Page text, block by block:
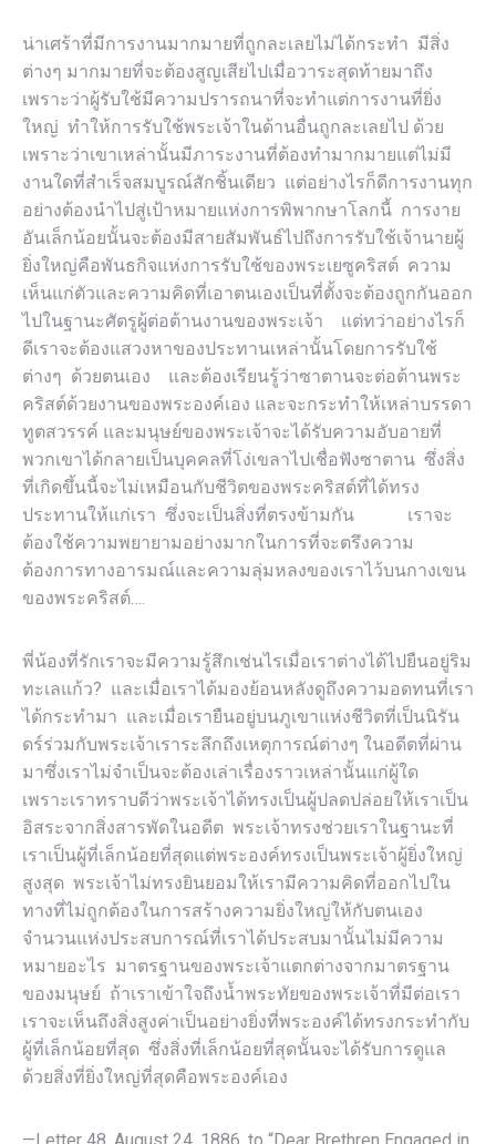
น่าเศร้าที่มีการงานมากมายที่ถูกละเลยไม่ได้กระทำ มีสิ่ง
ต่างๆ มากมายที่จะต้องสูญเสียไปเมื่อวาระสุดท้ายมาถึง
เพราะว่าผู้รับใช้มีความปรารถนาที่จะทำแต่การงานที่ยิ่ง
ใหญ่ ทำให้การรับใช้พระเจ้าในด้านอื่นถูกละเลยไป ด้วย
เพราะว่าเขาเหล่านั้นมีภาระงานที่ต้องทำมากมายแต่ไม่มี
งานใดที่สำเร็จสมบูรณ์สักชิ้นเดียว แต่อย่างไรก็ดีการงานทุก
อย่างต้องนำไปสู่เป้าหมายแห่งการพิพากษาโลกนี้ การงาย
อันเล็กน้อยนั้นจะต้องมีสายสัมพันธ์ไปถึงการรับใช้เจ้านายผู้
ยิ่งใหญ่คือพันธกิจแห่งการรับใช้ของพระเยซูคริสต์ ความ
เห็นแก่ตัวและความคิดที่เอาตนเองเป็นที่ตั้งจะต้องถูกกันออก
ไปในฐานะศัตรูผู้ต่อต้านงานของพระเจ้า แต่ทว่าอย่างไรก็
ดีเราจะต้องแสวงหาของประทานเหล่านั้นโดยการรับใช้
ต่างๆ ด้วยตนเอง และต้องเรียนรู้ว่าซาตานจะต่อต้านพระ
คริสต์ด้วยงานของพระองค์เอง และจะกระทำให้เหล่าบรรดา
ทูตสวรรค์ และมนุษย์ของพระเจ้าจะได้รับความอับอายที่
พวกเขาได้กลายเป็นบุคคลที่โง่เขลาไปเชื่อฟังซาตาน ซึ่งสิ่ง
ที่เกิดขึ้นนี้จะไม่เหมือนกับชีวิตของพระคริสต์ที่ได้ทรง
ประทานให้แก่เรา ซึ่งจะเป็นสิ่งที่ตรงข้ามกัน เราจะ
ต้องใช้ความพยายามอย่างมากในการที่จะตรึงความ
ต้องการทางอารมณ์และความลุ่มหลงของเราไว้บนกางเขน
ของพระคริสต์….
พี่น้องที่รักเราจะมีความรู้สึกเช่นไรเมื่อเราต่างได้ไปยืนอยู่ริม
ทะเลแก้ว? และเมื่อเราได้มองย้อนหลังดูถึงความอดทนที่เรา
ได้กระทำมา และเมื่อเรายืนอยู่บนภูเขาแห่งชีวิตที่เป็นนิรัน
ดร์ร่วมกับพระเจ้าเราระลึกถึงเหตุการณ์ต่างๆ ในอดีตที่ผ่าน
มาซึ่งเราไม่จำเป็นจะต้องเล่าเรื่องราวเหล่านั้นแก่ผู้ใด
เพราะเราทราบดีว่าพระเจ้าได้ทรงเป็นผู้ปลดปล่อยให้เราเป็น
อิสระจากสิ่งสารพัดในอดีต พระเจ้าทรงช่วยเราในฐานะที่
เราเป็นผู้ที่เล็กน้อยที่สุดแต่พระองค์ทรงเป็นพระเจ้าผู้ยิ่งใหญ่
สูงสุด พระเจ้าไม่ทรงยินยอมให้เรามีความคิดที่ออกไปใน
ทางที่ไม่ถูกต้องในการสร้างความยิ่งใหญ่ให้กับตนเอง
จำนวนแห่งประสบการณ์ที่เราได้ประสบมานั้นไม่มีความ
หมายอะไร มาตรฐานของพระเจ้าแตกต่างจากมาตรฐาน
ของมนุษย์ ถ้าเราเข้าใจถึงน้ำพระทัยของพระเจ้าที่มีต่อเรา
เราจะเห็นถึงสิ่งสูงค่าเป็นอย่างยิ่งที่พระองค์ได้ทรงกระทำกับ
ผู้ที่เล็กน้อยที่สุด ซึ่งสิ่งที่เล็กน้อยที่สุดนั้นจะได้รับการดูแล
ด้วยสิ่งที่ยิ่งใหญ่ที่สุดคือพระองค์เอง